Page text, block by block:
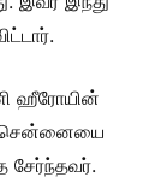
ஹீரோயின்
சென்னையை
சேர்ந்தவர்.